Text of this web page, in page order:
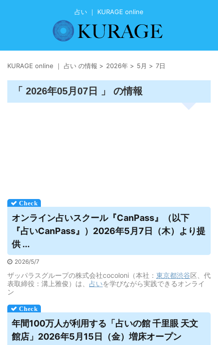
占い ｜ KURAGE online
KURAGE online ｜ 占い の情報 > 2026年 > 5月 > 7日
「 2026年05月07日 」 の情報
オンライン占いスクール『CanPass』（以下
『占いCanPass』）2026年5月7日（木）より提
供 ...
2026/5/7
ザッパラスグループの株式会社cocoloni（本社： 東京都渋谷区、代
表取締役：溝上雅俊）は、 占いを学びながら実践できるオンライ
ン
年間100万人が利用する「 占いの館 千里眼 天文
館店」2026年5月15日（金）増床オープン